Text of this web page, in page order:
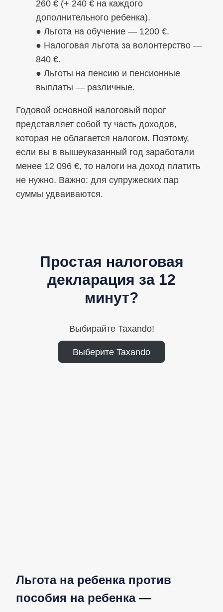
260 € (+ 240 € на каждого
дополнительного ребенка).
● Льгота на обучение — 1200 €.
● Налоговая льгота за волонтерство —
840 €.
● Льготы на пенсию и пенсионные
выплаты — различные.
Годовой основной налоговый порог
представляет собой ту часть доходов,
которая не облагается налогом. Поэтому,
если вы в вышеуказанный год заработали
менее 12 096 €, то налоги на доход платить
не нужно. Важно: для супружеских пар
суммы удваиваются.
Простая налоговая
декларация за 12
минут?
Выбирайте Taxando!
Выберите Taxando
Льгота на ребенка против
пособия на ребенка —